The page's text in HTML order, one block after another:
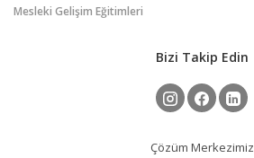
Mesleki Gelişim Eğitimleri
Bizi Takip Edin
Çözüm Merkezimiz